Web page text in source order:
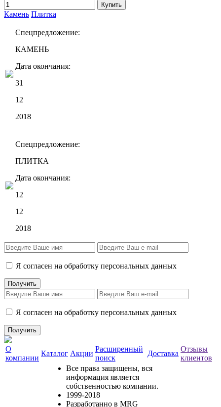
Купить
Камень Плитка
Спецпредложение:
КАМЕНЬ
Дата окончания:
31
12
2018
Спецпредложение:
ПЛИТКА
Дата окончания:
12
12
2018
Я согласен на обработку персональных данных
Я согласен на обработку персональных данных
О
компании
Каталог Акции
Расширенный
поиск
Доставка
Отзывы
клиентов
Все права защищены, вся
информация является
собственностью компании.
1999-2018
Разработанно в MRG